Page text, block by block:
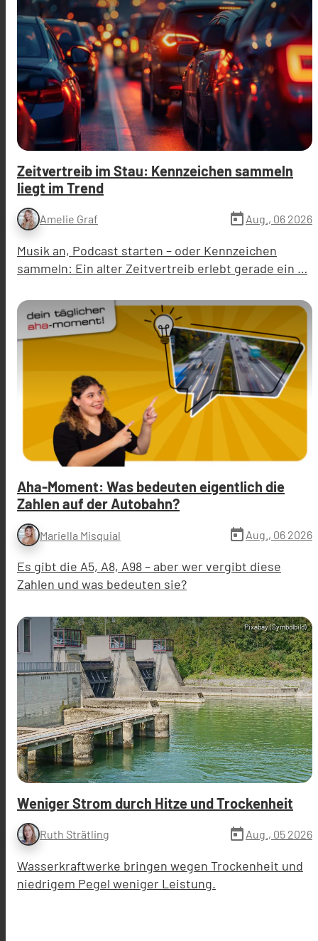
Zeitvertreib im Stau: Kennzeichen sammeln
liegt im Trend
Amelie Graf today Aug., 06 2026
Musik an, Podcast starten – oder Kennzeichen
sammeln: Ein alter Zeitvertreib erlebt gerade ein …
Aha-Moment: Was bedeuten eigentlich die
Zahlen auf der Autobahn?
Mariella Misquial today Aug., 06 2026
Es gibt die A5, A8, A98 – aber wer vergibt diese
Zahlen und was bedeuten sie?
Pixabay (Symbolbild)
Weniger Strom durch Hitze und Trockenheit
Ruth Strätling today Aug., 05 2026
Wasserkraftwerke bringen wegen Trockenheit und
niedrigem Pegel weniger Leistung.